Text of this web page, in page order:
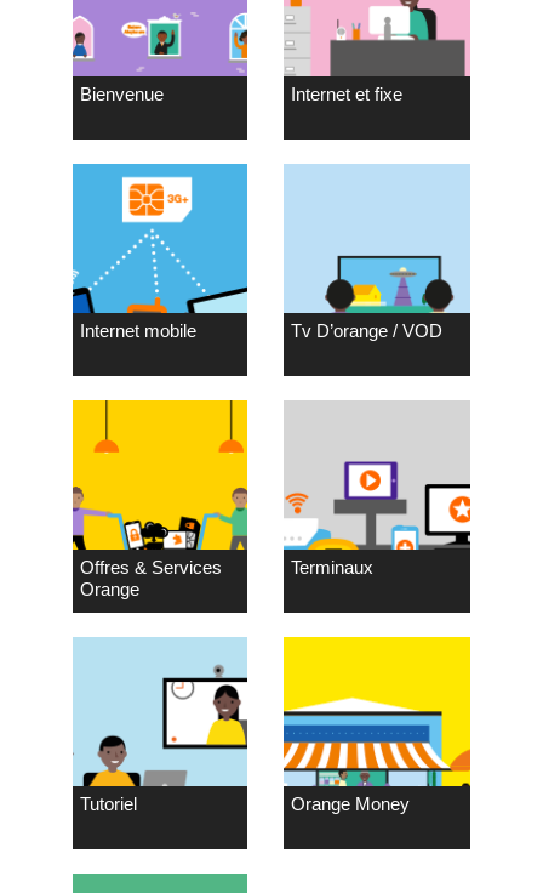
Bienvenue Internet et fixe
Internet mobile Tv D’orange / VOD
Offres & Services
Orange
Terminaux
Tutoriel Orange Money